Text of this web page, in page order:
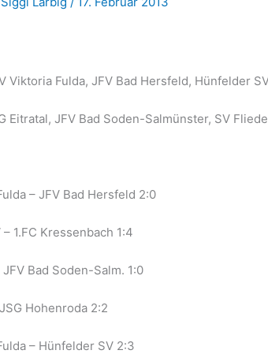
Viktoria Fulda, JFV Bad Hersfeld, Hünfelder
Eitratal, JFV Bad Soden-Salmünster, SV
– JFV Bad Hersfeld 2:0
1.FC Kressenbach 1:4
JFV Bad Soden-Salm. 1:0
Hohenroda 2:2
– Hünfelder SV 2:3